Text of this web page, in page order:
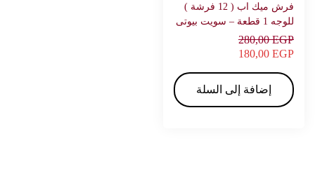
فرش ميك اب ( 12 فرشة )
للوجه 1 قطعة – سويت بيوتى
280,00EGP
180,00 EGP
إضافة إلى السلة